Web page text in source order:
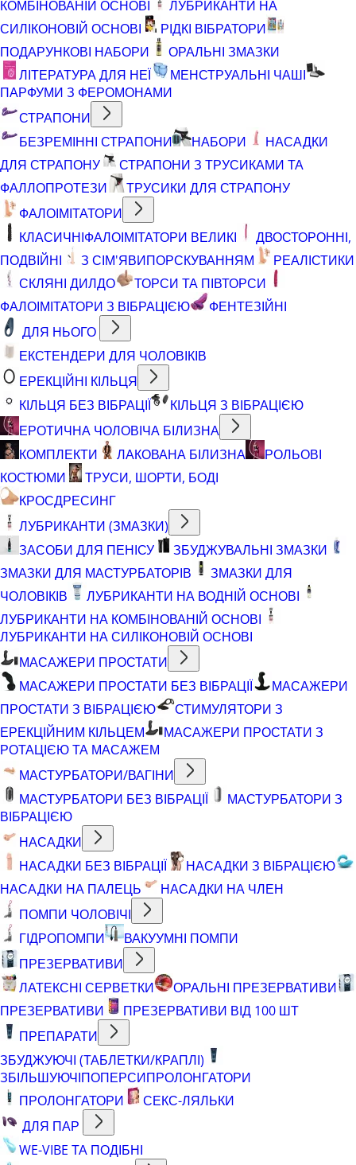
КОМБІНОВАНІЙ ОСНОВІ
ЛУБРИКАНТИ НА
СИЛІКОНОВІЙ ОСНОВІ
РІДКІ ВІБРАТОРИ
ПОДАРУНКОВІ НАБОРИ
ОРАЛЬНІ ЗМАЗКИ
ЛІТЕРАТУРА ДЛЯ НЕЇ
МЕНСТРУАЛЬНІ ЧАШІ
ПАРФУМИ З ФЕРОМОНАМИ
СТРАПОНИ
БЕЗРЕМІННІ СТРАПОНИ
НАБОРИ
НАСАДКИ
ДЛЯ СТРАПОНУ
СТРАПОНИ З ТРУСИКАМИ ТА
ФАЛЛОПРОТЕЗИ
ТРУСИКИ ДЛЯ СТРАПОНУ
ФАЛОІМІТАТОРИ
КЛАСИЧНІФАЛОІМІТАТОРИ ВЕЛИКІ
ДВОСТОРОННІ,
ПОДВІЙНІ
З СІМ'ЯВИПОРСКУВАННЯМ
РЕАЛІСТИКИ
СКЛЯНІ ДИЛДО
ТОРСИ ТА ПІВТОРСИ
ФАЛОІМІТАТОРИ З ВІБРАЦІЄЮ
ФЕНТЕЗІЙНІ
ДЛЯ НЬОГО
ЕКСТЕНДЕРИ ДЛЯ ЧОЛОВІКІВ
ЕРЕКЦІЙНІ КІЛЬЦЯ
КІЛЬЦЯ БЕЗ ВІБРАЦІЇ
КІЛЬЦЯ З ВІБРАЦІЄЮ
ЕРОТИЧНА ЧОЛОВІЧА БІЛИЗНА
КОМПЛЕКТИ
ЛАКОВАНА БІЛИЗНА
РОЛЬОВІ
КОСТЮМИ
ТРУСИ, ШОРТИ, БОДІ
КРОСДРЕСИНГ
ЛУБРИКАНТИ (ЗМАЗКИ)
ЗАСОБИ ДЛЯ ПЕНІСУ
ЗБУДЖУВАЛЬНІ ЗМАЗКИ
ЗМАЗКИ ДЛЯ МАСТУРБАТОРІВ
ЗМАЗКИ ДЛЯ
ЧОЛОВІКІВ
ЛУБРИКАНТИ НА ВОДНІЙ ОСНОВІ
ЛУБРИКАНТИ НА КОМБІНОВАНІЙ ОСНОВІ
ЛУБРИКАНТИ НА СИЛІКОНОВІЙ ОСНОВІ
МАСАЖЕРИ ПРОСТАТИ
МАСАЖЕРИ ПРОСТАТИ БЕЗ ВІБРАЦІЇ
МАСАЖЕРИ
ПРОСТАТИ З ВІБРАЦІЄЮ
СТИМУЛЯТОРИ З
ЕРЕКЦІЙНИМ КІЛЬЦЕМ
МАСАЖЕРИ ПРОСТАТИ З
РОТАЦІЄЮ ТА МАСАЖЕМ
МАСТУРБАТОРИ/ВАГІНИ
МАСТУРБАТОРИ БЕЗ ВІБРАЦІЇ
МАСТУРБАТОРИ З
ВІБРАЦІЄЮ
НАСАДКИ
НАСАДКИ БЕЗ ВІБРАЦІЇ
НАСАДКИ З ВІБРАЦІЄЮ
НАСАДКИ НА ПАЛЕЦЬ
НАСАДКИ НА ЧЛЕН
ПОМПИ ЧОЛОВІЧІ
ГІДРОПОМПИ
ВАКУУМНІ ПОМПИ
ПРЕЗЕРВАТИВИ
ЛАТЕКСНІ СЕРВЕТКИ
ОРАЛЬНІ ПРЕЗЕРВАТИВИ
ПРЕЗЕРВАТИВИ
ПРЕЗЕРВАТИВИ ВІД 100 ШТ
ПРЕПАРАТИ
ЗБУДЖУЮЧІ (ТАБЛЕТКИ/КРАПЛІ)
ЗБІЛЬШУЮЧІПОПЕРСИПРОЛОНГАТОРИ
ПРОЛОНГАТОРИ
СЕКС-ЛЯЛЬКИ
ДЛЯ ПАР
WE-VIBE ТА ПОДІБНІ